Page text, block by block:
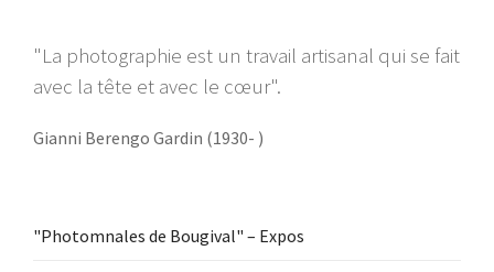
"La photographie est un travail artisanal qui se fait
avec la tête et avec le cœur".
Gianni Berengo Gardin (1930- )
"Photomnales de Bougival" – Expos